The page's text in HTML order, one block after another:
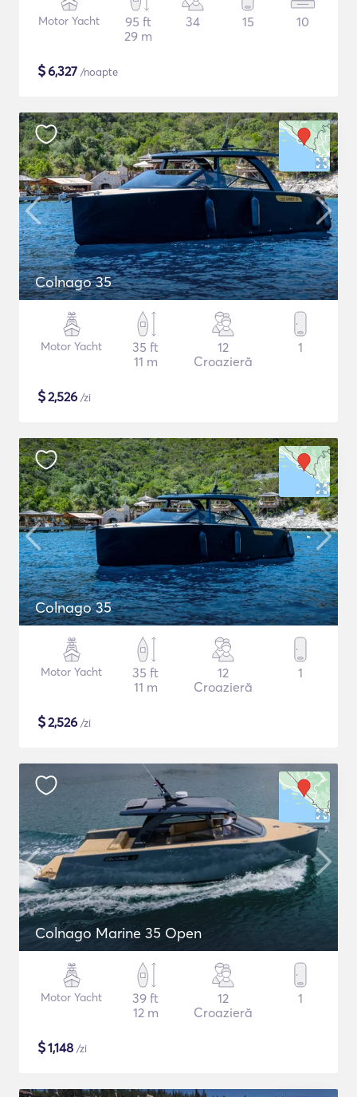
Motor Yacht
95 ft
29 m
34 15 10
$6,327 /noapte
Colnago 35
Motor Yacht
35 ft
11 m
12
Croazieră
1
$2,526 /zi
Colnago 35
Motor Yacht
35 ft
11 m
12
Croazieră
1
$2,526 /zi
Colnago Marine 35 Open
Motor Yacht
39 ft
12 m
12
Croazieră
1
$1,148 /zi